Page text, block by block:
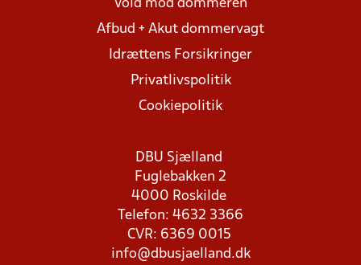
Vold mod dommeren
Afbud + Akut dommervagt
Idrættens Forsikringer
Privatlivspolitik
Cookiepolitik
DBU Sjælland
Fuglebakken 2
4000 Roskilde
Telefon: 4632 3366
CVR: 6369 0015
info@dbusjaelland.dk